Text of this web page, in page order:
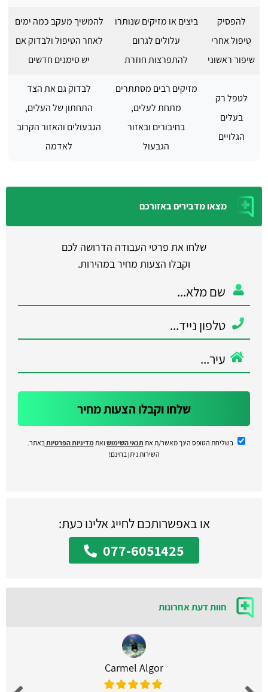
להפסיק
טיפול אחרי
שיפור ראשוני
ביצים או מזיקים שנותרו
עלולים לגרום
להתפרצות חוזרת
להמשיך מעקב כמה ימים
לאחר הטיפול ולבדוק אם
יש סימנים חדשים
לטפל רק
בעלים
הגלויים
מזיקים רבים מסתתרים
מתחת לעלים,
בחיבורים ובאזור
הגבעול
לבדוק גם את הצד
התחתון של העלים,
הגבעולים והאזור הקרוב
לאדמה
מצאו מדבירים באזורכם
שלחו את פרטי העבודה הדרושה לכם
וקבלו הצעות מחיר במהירות.
שלחו וקבלו הצעות מחיר
בשליחת הטופס הינך מאשר/ת את תנאי השימוש ואתמדיניות הפרטיותבאתר.
השירות ניתן בחינם!
או באפשרותכם לחייג אלינו כעת:
077-6051425
חוות דעת אחרונות
Carmel Algor